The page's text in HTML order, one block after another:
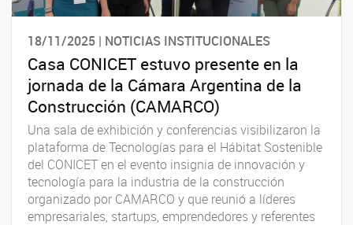
18/11/2025 | NOTICIAS INSTITUCIONALES
Casa CONICET estuvo presente en la
jornada de la Cámara Argentina de la
Construcción (CAMARCO)
Una sala de exhibición y conferencias visibilizaron la
plataforma de Tecnologías para el Hábitat Sostenible
del CONICET en el evento insignia de innovación y
tecnología para la industria de la construcción
organizado por CAMARCO y que reunió a líderes
empresariales, startups, emprendedores y referentes